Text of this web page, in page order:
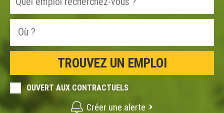
OUVERT AUX CONTRACTUELS
Créer une alerte